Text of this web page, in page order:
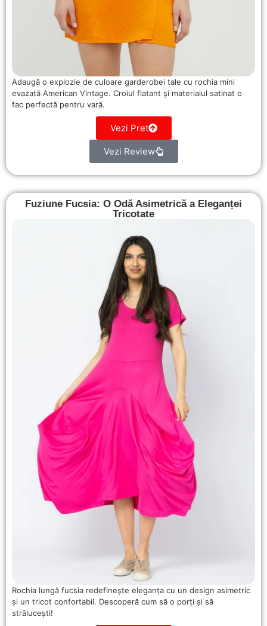
Adaugă o explozie de culoare garderobei tale cu rochia mini
evazată American Vintage. Croiul flatant și materialul satinat o
fac perfectă pentru vară.
Vezi Pret
Vezi Review
Fuziune Fucsia: O Odă Asimetrică a Eleganței
Tricotate
Rochia lungă fucsia redefinește eleganța cu un design asimetric
și un tricot confortabil. Descoperă cum să o porți și să
strălucești!